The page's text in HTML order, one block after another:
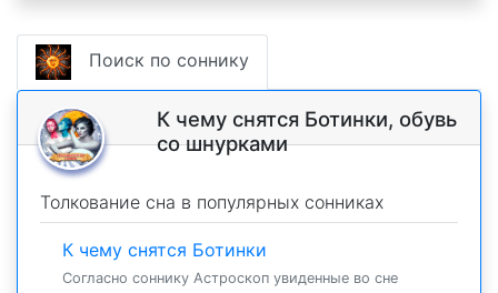
Поиск по соннику
К чему снятся Ботинки, обувь
со шнурками
Толкование сна в популярных сонниках
К чему снятся Ботинки
Согласно соннику Астроскоп увиденные во сне